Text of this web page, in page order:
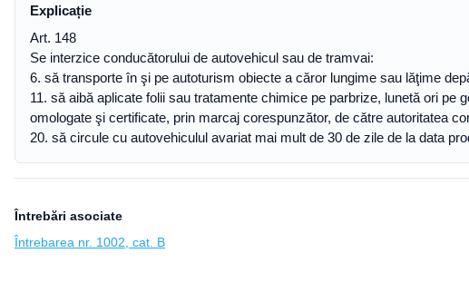
Explicație
Art. 148
Se interzice conducătorului de autovehicul sau de tramvai:
6. să transporte în şi pe autoturism obiecte a căror lungime sau lăţime
11. să aibă aplicate folii sau tratamente chimice pe parbrize, lunetă ori
omologate şi certificate, prin marcaj corespunzător, de către autoritatea
20. să circule cu autovehiculul avariat mai mult de 30 de zile de la data
Întrebări asociate
Întrebarea nr. 1002, cat. B